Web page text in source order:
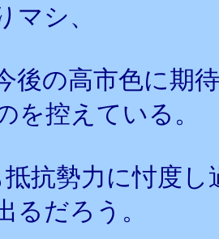
マシ、
後の高市色に期
を控えている。
抗勢力に忖度
るだろう。